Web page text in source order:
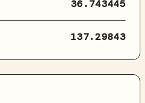
36.743445
137.29843